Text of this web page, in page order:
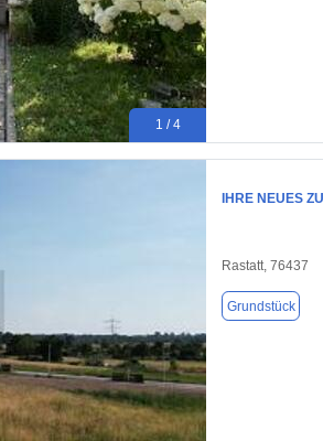
1 / 4
IHRE NEUES
Rastatt, 76437
Grundstück